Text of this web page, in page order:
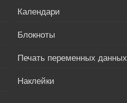
Календари
Блокноты
Печать переменных данных
Наклейки